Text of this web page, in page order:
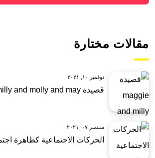
مقالات مختارة
نوفمبر ١٠, ٢٠٢١
قصيدة maggie and milly and molly and may
سبتمبر ٠٧, ٢٠٢١
الحركات الاجتماعية كظاهرة